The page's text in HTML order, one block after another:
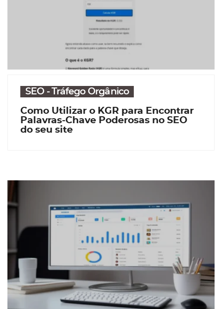
SEO - Tráfego Orgânico
Como Utilizar o KGR para Encontrar
Palavras-Chave Poderosas no SEO
do seu site